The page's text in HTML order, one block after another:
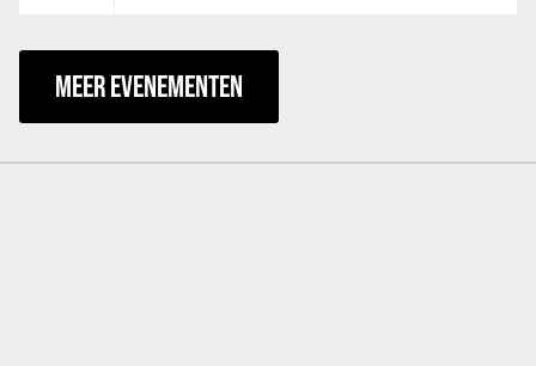
MEER EVENEMENTEN